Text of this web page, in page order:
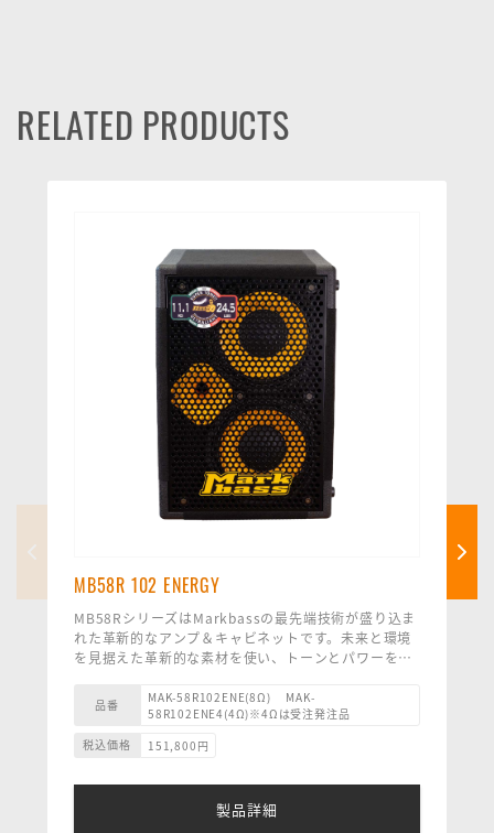
RELATED PRODUCTS
MB58R 102 ENERGY
MB58RシリーズはMarkbassの最先端技術が盛り込ま
れた革新的なアンプ＆キャビネットです。未来と環境
を見据えた革新的な素材を使い、トーンとパワーを犠
MB58R 102 ENERGY は、2x10 インチ Markbass ネ
オジム カスタム スピーカーとホーン付き 1 インチ ド
ライバーを備えており、革新的なエンクロージャー素
材のおかげで重量はわずか 11.1 kg です。 このキャビ
ENERGY または MB58R 151 ENERGY など) を追加す
品番
MAK-58R102ENE(8Ω) MAK-
58R102ENE4(4Ω)※4Ωは受注発注品
税込価格
151,800 円
製品詳細